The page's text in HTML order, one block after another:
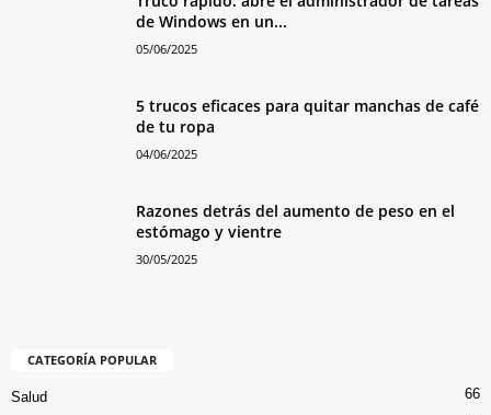
de Windows en un...
05/06/2025
5 trucos eficaces para quitar manchas de café
de tu ropa
04/06/2025
Razones detrás del aumento de peso en el
estómago y vientre
30/05/2025
CATEGORÍA POPULAR
Salud 66